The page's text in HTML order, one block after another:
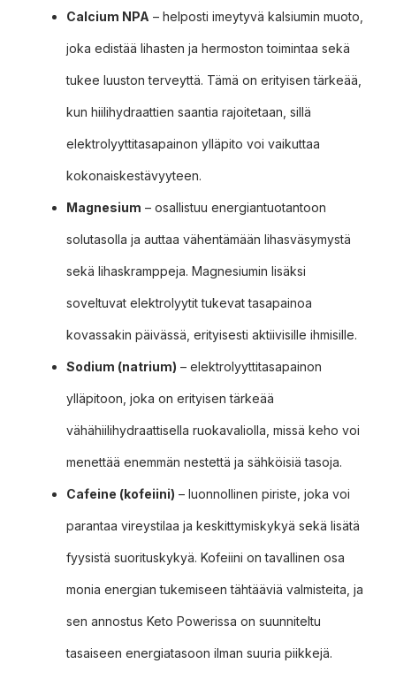
Calcium NPA – helposti imeytyvä kalsiumin muoto,
joka edistää lihasten ja hermoston toimintaa sekä
tukee luuston terveyttä. Tämä on erityisen tärkeää,
kun hiilihydraattien saantia rajoitetaan, sillä
elektrolyyttitasapainon ylläpito voi vaikuttaa
kokonaiskestävyyteen.
Magnesium – osallistuu energiantuotantoon
solutasolla ja auttaa vähentämään lihasväsymystä
sekä lihaskramppeja. Magnesiumin lisäksi
soveltuvat elektrolyytit tukevat tasapainoa
kovassakin päivässä, erityisesti aktiivisille ihmisille.
Sodium (natrium) – elektrolyyttitasapainon
ylläpitoon, joka on erityisen tärkeää
vähähiilihydraattisella ruokavaliolla, missä keho voi
menettää enemmän nestettä ja sähköisiä tasoja.
Cafeine (kofeiini) – luonnollinen piriste, joka voi
parantaa vireystilaa ja keskittymiskykyä sekä lisätä
fyysistä suorituskykyä. Kofeiini on tavallinen osa
monia energian tukemiseen tähtääviä valmisteita, ja
sen annostus Keto Powerissa on suunniteltu
tasaiseen energiatasoon ilman suuria piikkejä.